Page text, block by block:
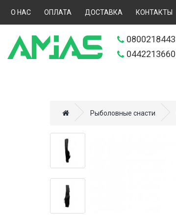
О НАС ОПЛАТА ДОСТАВКА КОНТАКТЫ
0800218443
0442213660
Рыболовные снасти